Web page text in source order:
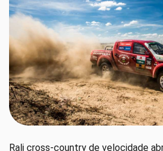
Rali cross-country de velocidade